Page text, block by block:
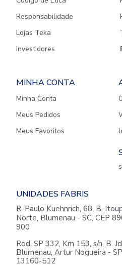
Responsabilidade
Lojas Teka
Investidores
MINHA CONTA
Minha Conta
Meus Pedidos
Meus Favoritos
UNIDADES FABRIS
R. Paulo Kuehnrich, 68, B.
Norte, Blumenau - SC, CEP
900
Rod. SP 332, Km 153, s/n, B.
Blumenau, Artur Nogueira -
13160-512